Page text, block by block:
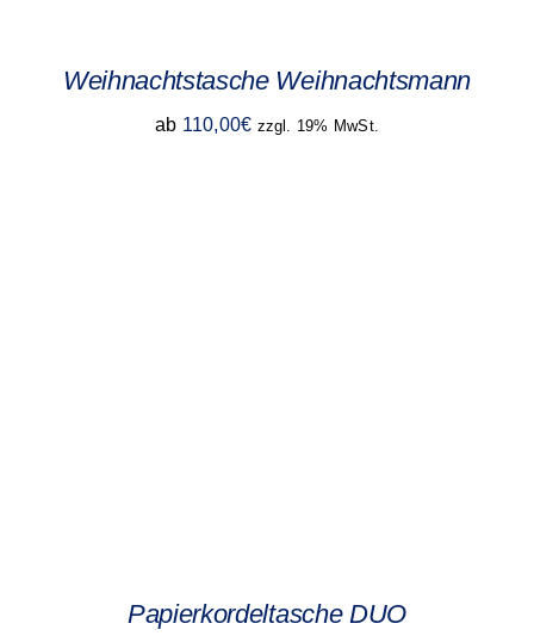
Weihnachtstasche Weihnachtsmann
ab 110,00€ zzgl. 19% MwSt.
Papierkordeltasche DUO